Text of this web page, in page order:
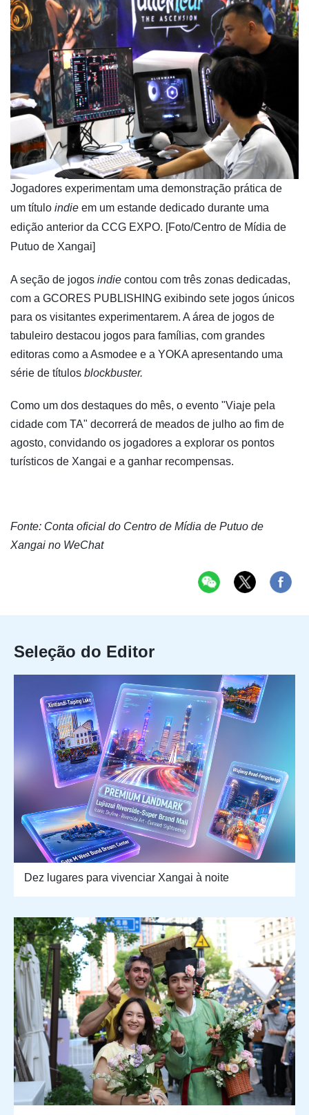
​Jogadores experimentam uma demonstração prática de
um título indie em um estande dedicado durante uma
edição anterior da CCG EXPO. [Foto/Centro de Mídia de
Putuo de Xangai]
A seção de jogos indie contou com três zonas dedicadas,
com a GCORES PUBLISHING exibindo sete jogos únicos
para os visitantes experimentarem. A área de jogos de
tabuleiro destacou jogos para famílias, com grandes
editoras como a Asmodee e a YOKA apresentando uma
série de títulos blockbuster.
Como um dos destaques do mês, o evento "Viaje pela
cidade com TA" decorrerá de meados de julho ao fim de
agosto, convidando os jogadores a explorar os pontos
turísticos de Xangai e a ganhar recompensas.
Fonte: Conta oficial do Centro de Mídia de Putuo de
Xangai no WeChat
Seleção do Editor
Dez lugares para vivenciar Xangai à noite